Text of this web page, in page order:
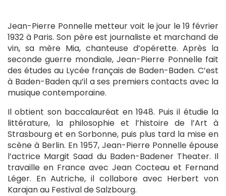
Jean-Pierre Ponnelle metteur voit le jour le 19 février
1932 à Paris. Son père est journaliste et marchand de
vin, sa mère Mia, chanteuse d’opérette. Après la
seconde guerre mondiale, Jean-Pierre Ponnelle fait
des études au Lycée français de Baden-Baden. C’est
à Baden-Baden qu’il a ses premiers contacts avec la
musique contemporaine.
Il obtient son baccalauréat en 1948. Puis il étudie la
littérature, la philosophie et l’histoire de l’Art à
Strasbourg et en Sorbonne, puis plus tard la mise en
scène à Berlin. En 1957, Jean-Pierre Ponnelle épouse
l’actrice Margit Saad du Baden-Badener Theater. Il
travaille en France avec Jean Cocteau et Fernand
Léger. En Autriche, il collabore avec Herbert von
Karajan au Festival de Salzbourg.